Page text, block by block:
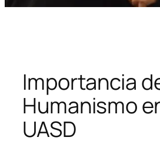
Importancia
Humanismo
UASD